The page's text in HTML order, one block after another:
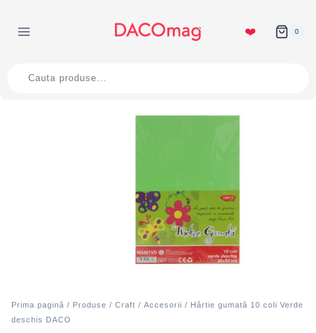
content
❤️ 0
search
Prima pagină / Produse / Craft / Accesorii / Hârtie gumată 10 coli Verde
deschis DACO